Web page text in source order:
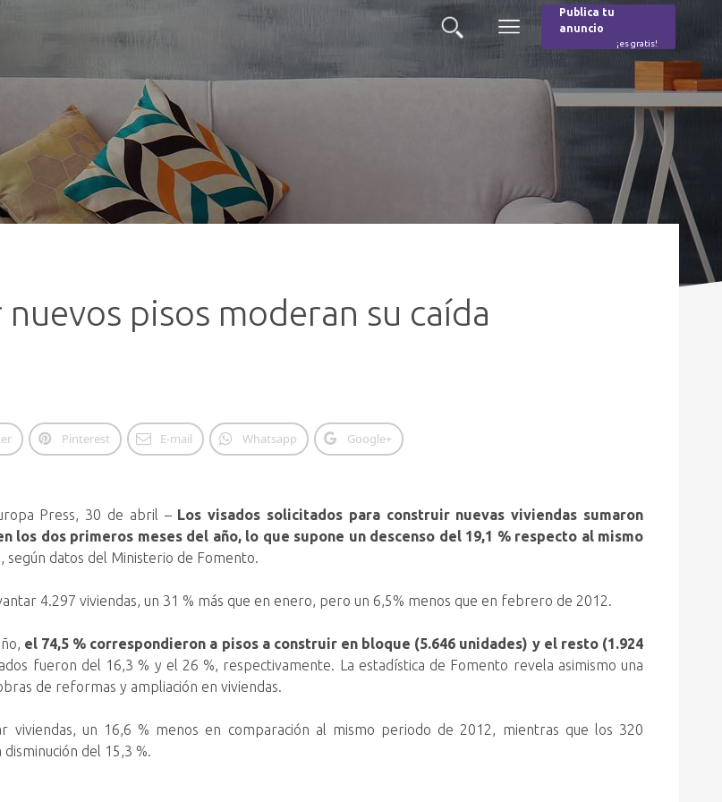
Buscar
Menú
Publica tu
anuncio
¡es gratis!
pisos moderan su caída
Pinterest E-mail Whatsapp Google+
Press, 30 de abril – Los visados solicitados para construir nuevas viviendas sumaron
los dos primeros meses del año, lo que supone un descenso del 19,1 % respecto al mismo
según datos del Ministerio de Fomento.
4.297 viviendas, un 31 % más que en enero, pero un 6,5% menos que en febrero de 2012.
el 74,5 % correspondieron a pisos a construir en bloque (5.646 unidades) y el resto (1.924
fueron del 16,3 % y el 26 %, respectivamente. La estadística de Fomento revela asimismo una
de reformas y ampliación en viviendas.
un 16,6 % menos en comparación al mismo periodo de 2012, mientras que los 320
del 15,3 %.